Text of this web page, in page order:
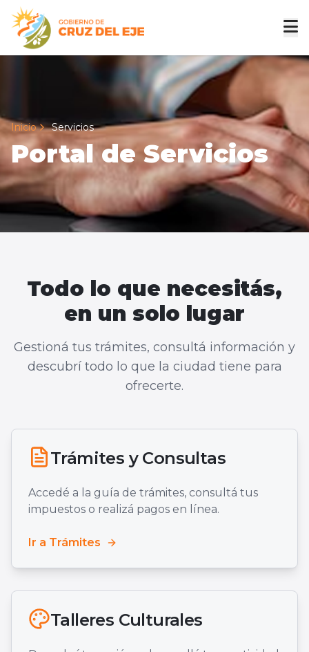
Inicio Servicios
Portal de Servicios
Todo lo que necesitás,
en un solo lugar
Gestioná tus trámites, consultá información y
descubrí todo lo que la ciudad tiene para
ofrecerte.
Trámites y Consultas
Accedé a la guía de trámites, consultá tus
impuestos o realizá pagos en línea.
Ir a Trámites
Talleres Culturales